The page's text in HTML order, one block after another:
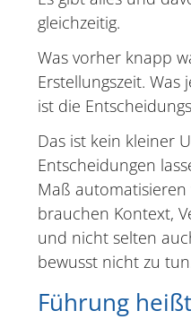
gleichzeitig.
Was vorher knapp
Erstellungszeit.
ist die
Das ist kein kleiner
Entscheidungen
Maß automatisieren
brauchen Kontext,
und nicht selten
bewusst nicht zu
Führung